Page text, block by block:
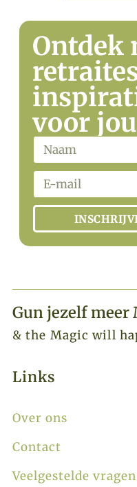
Ontdek
voor
Gun jezelf meer
& the Magic will
Links
Over ons
Contact
Veelgestelde vragen